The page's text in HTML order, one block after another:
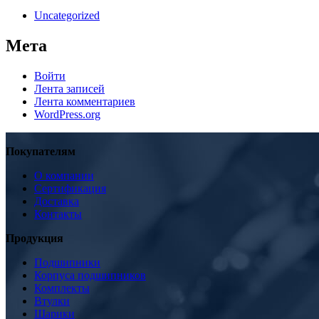
Uncategorized
Мета
Войти
Лента записей
Лента комментариев
WordPress.org
Покупателям
О компании
Сертификация
Доставка
Контакты
Продукция
Подшипники
Корпуса подшипников
Комплекты
Втулки
Шарики